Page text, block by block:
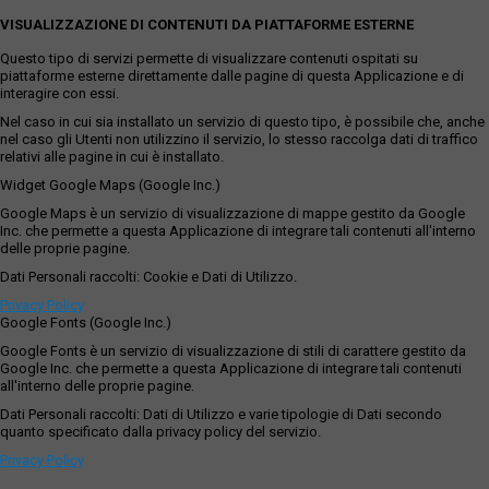
VISUALIZZAZIONE DI CONTENUTI DA PIATTAFORME ESTERNE
Questo tipo di servizi permette di visualizzare contenuti ospitati su
piattaforme esterne direttamente dalle pagine di questa Applicazione e di
interagire con essi.
Nel caso in cui sia installato un servizio di questo tipo, è possibile che, anche
nel caso gli Utenti non utilizzino il servizio, lo stesso raccolga dati di traffico
relativi alle pagine in cui è installato.
Widget Google Maps (Google Inc.)
Google Maps è un servizio di visualizzazione di mappe gestito da Google
Inc. che permette a questa Applicazione di integrare tali contenuti all'interno
delle proprie pagine.
Dati Personali raccolti: Cookie e Dati di Utilizzo.
Privacy Policy
Google Fonts (Google Inc.)
Google Fonts è un servizio di visualizzazione di stili di carattere gestito da
Google Inc. che permette a questa Applicazione di integrare tali contenuti
all'interno delle proprie pagine.
Dati Personali raccolti: Dati di Utilizzo e varie tipologie di Dati secondo
quanto specificato dalla privacy policy del servizio.
Privacy Policy